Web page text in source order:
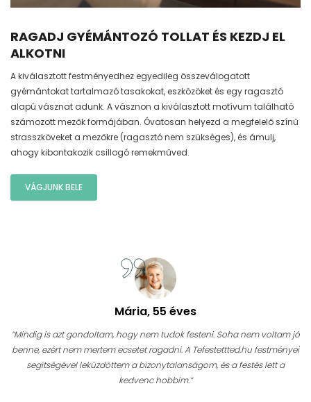
RAGADJ GYÉMÁNTOZÓ TOLLAT ÉS KEZDJ EL
ALKOTNI
A kiválasztott festményedhez egyedileg összeválogatott
gyémántokat tartalmazó tasakokat, eszközöket és egy ragasztó
alapú vásznat adunk. A vásznon a kiválasztott motívum található
számozott mezők formájában. Óvatosan helyezd a megfelelő színű
strasszköveket a mezőkre (ragasztó nem szükséges), és ámulj,
ahogy kibontakozik csillogó remekműved.
VÁGJUNK BELE
Mária, 55 éves
“Mindig is azt gondoltam, hogy nem tudok festeni. Soha nem voltam jó
benne, ezért nem mertem ecsetet ragadni. A Tefestettted.hu festményei
segítségével leküzdöttem a bizonytalanságom, és a festés lett a
kedvenc hobbim.”